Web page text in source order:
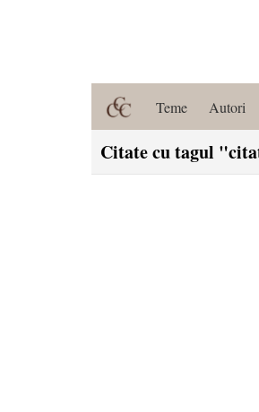
Teme Autori
Citate cu tagul